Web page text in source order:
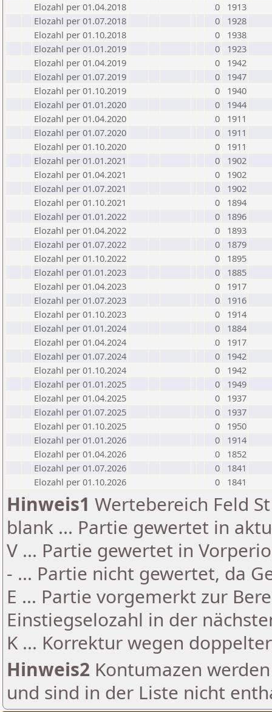
Elozahl per 01.04.2018
0
1913
Elozahl per 01.07.2018
0
1928
Elozahl per 01.10.2018
0
1938
Elozahl per 01.01.2019
0
1923
Elozahl per 01.04.2019
0
1942
Elozahl per 01.07.2019
0
1947
Elozahl per 01.10.2019
0
1940
Elozahl per 01.01.2020
0
1944
Elozahl per 01.04.2020
0
1911
Elozahl per 01.07.2020
0
1911
Elozahl per 01.10.2020
0
1911
Elozahl per 01.01.2021
0
1902
Elozahl per 01.04.2021
0
1902
Elozahl per 01.07.2021
0
1902
Elozahl per 01.10.2021
0
1894
Elozahl per 01.01.2022
0
1896
Elozahl per 01.04.2022
0
1893
Elozahl per 01.07.2022
0
1879
Elozahl per 01.10.2022
0
1895
Elozahl per 01.01.2023
0
1885
Elozahl per 01.04.2023
0
1917
Elozahl per 01.07.2023
0
1916
Elozahl per 01.10.2023
0
1914
Elozahl per 01.01.2024
0
1884
Elozahl per 01.04.2024
0
1917
Elozahl per 01.07.2024
0
1942
Elozahl per 01.10.2024
0
1942
Elozahl per 01.01.2025
0
1949
Elozahl per 01.04.2025
0
1937
Elozahl per 01.07.2025
0
1937
Elozahl per 01.10.2025
0
1950
Elozahl per 01.01.2026
0
1914
Elozahl per 01.04.2026
0
1852
Elozahl per 01.07.2026
0
1841
Elozahl per 01.10.2026
0 1841
Hinweis1 Wertebereich Feld
blank ... Partie gewertet in
V ... Partie gewertet in
- ... Partie nicht gewertet, da
E ... Partie vorgemerkt zur
Einstiegselozahl in der
K ... Korrektur wegen
Hinweis2 Kontumazen
und sind in der Liste nicht